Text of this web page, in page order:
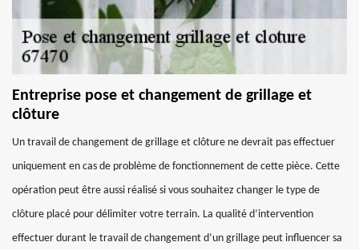
Entreprise pose et changement de grillage et
clôture
Un travail de changement de grillage et clôture ne devrait pas effectuer
uniquement en cas de problème de fonctionnement de cette pièce. Cette
opération peut être aussi réalisé si vous souhaitez changer le type de
clôture placé pour délimiter votre terrain. La qualité d’intervention
effectuer durant le travail de changement d’un grillage peut influencer sa